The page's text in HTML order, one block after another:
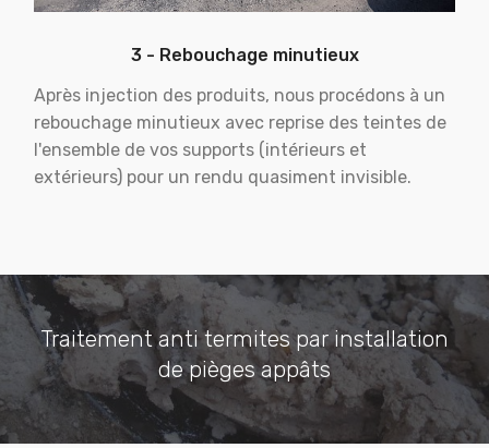
3 - Rebouchage minutieux
Après injection des produits, nous procédons à un
rebouchage minutieux avec reprise des teintes de
l'ensemble de vos supports (intérieurs et
extérieurs) pour un rendu quasiment invisible.
Traitement anti termites par installation
de pièges appâts